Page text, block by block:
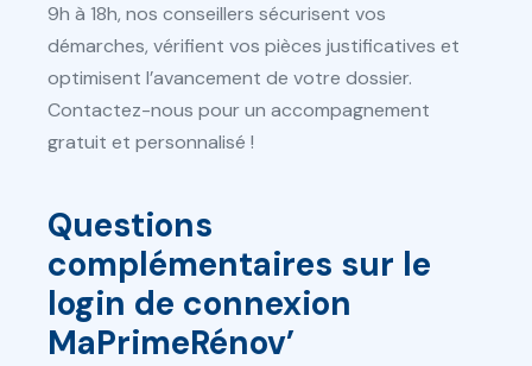
9h à 18h, nos conseillers sécurisent vos
démarches, vérifient vos pièces justificatives et
optimisent l’avancement de votre dossier.
Contactez-nous pour un accompagnement
gratuit et personnalisé !
Questions
complémentaires sur le
login de connexion
MaPrimeRénov’